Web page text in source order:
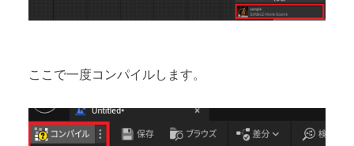
ここで一度コンパイルします。